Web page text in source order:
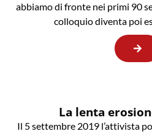
abbiamo di fronte nei primi 90
colloquio diventa poi
La lenta
Il 5 settembre 2019 l’attivista